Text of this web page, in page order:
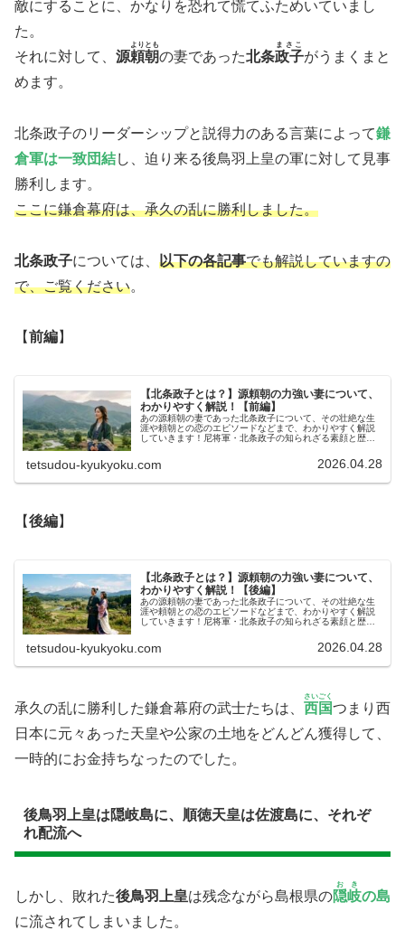
敵にすることに、かなりを恐れて慌てふためいていまし
た。
それに対して、 源頼朝
よりとも
の妻であった北条政子
まさこ
がうまくまと
めます。
北条政子のリーダーシップと説得力のある言葉によって鎌
倉軍は一致団結し、迫り来る後鳥羽上皇の軍に対して見事
勝利します。
ここに鎌倉幕府は、承久の乱に勝利しました。
北条政子については、 以下の各記事でも解説していますの
で、ご覧ください。
【前編】
【北条政子とは？】源頼朝の力強い妻について、
わかりやすく解説！【前編】
あの源頼朝の妻であった北条政子について、その壮絶な生
涯や頼朝との恋のエピソードなどまで、わかりやすく解説
していきます！尼将軍・北条政子の知られざる素顔と歴史
tetsudou-kyukyoku.com 2026.04.28
【後編】
【北条政子とは？】源頼朝の力強い妻について、
わかりやすく解説！【後編】
あの源頼朝の妻であった北条政子について、その壮絶な生
涯や頼朝との恋のエピソードなどまで、わかりやすく解説
していきます！尼将軍・北条政子の知られざる素顔と歴史
tetsudou-kyukyoku.com 2026.04.28
承久の乱に勝利した鎌倉幕府の武士たちは、 西国
さいごく
つまり西
日本に元々あった天皇や公家の土地をどんどん獲得して、
一時的にお金持ちなったのでした。
後鳥羽上皇は隠岐島に、順徳天皇は佐渡島に、それぞ
れ配流へ
しかし、敗れた後鳥羽上皇は残念ながら島根県の隠岐
おき
の島
に流されてしまいました。